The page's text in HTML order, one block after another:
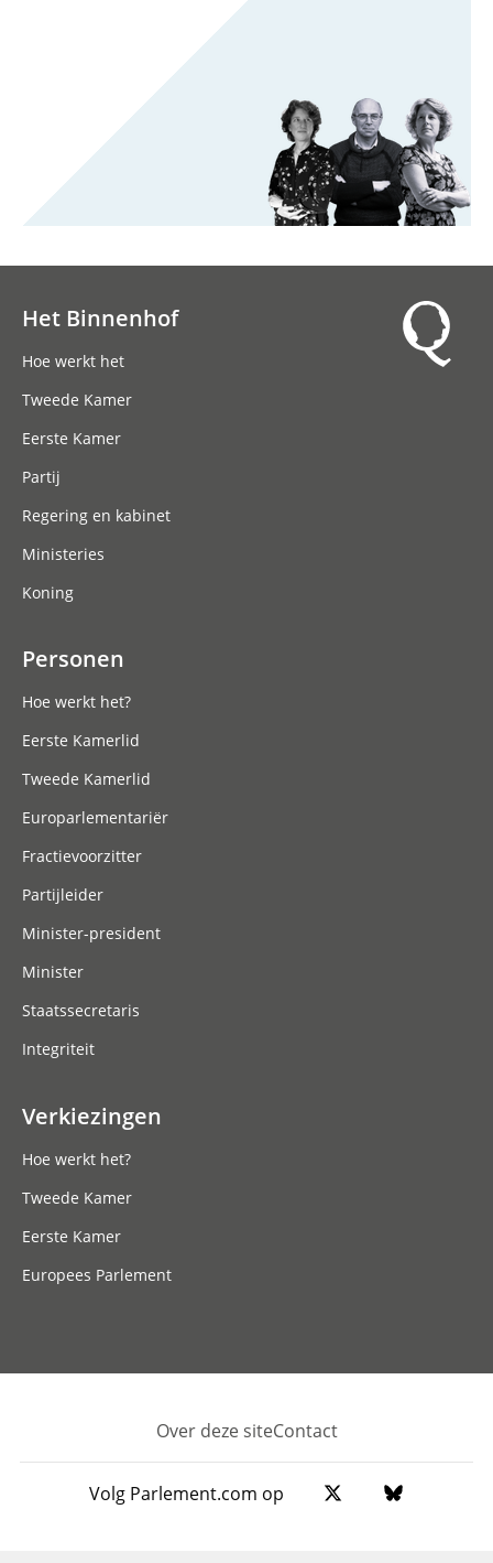
Het Binnenhof
Hoe werkt het
Tweede Kamer
Eerste Kamer
Partij
Regering en kabinet
Ministeries
Koning
Personen
Hoe werkt het?
Eerste Kamerlid
Tweede Kamerlid
Europarlementariër
Fractievoorzitter
Partijleider
Minister-president
Minister
Staatssecretaris
Integriteit
Verkiezingen
Hoe werkt het?
Tweede Kamer
Eerste Kamer
Europees Parlement
Footer
Over deze siteContact
Volg Parlement.com op